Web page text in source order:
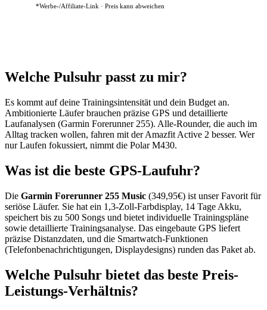
*Werbe-/Affiliate-Link · Preis kann abweichen
Welche Pulsuhr passt zu mir?
Es kommt auf deine Trainingsintensität und dein Budget an.
Ambitionierte Läufer brauchen präzise GPS und detaillierte
Laufanalysen (Garmin Forerunner 255). Alle-Rounder, die auch im
Alltag tracken wollen, fahren mit der Amazfit Active 2 besser. Wer
nur Laufen fokussiert, nimmt die Polar M430.
Was ist die beste GPS-Laufuhr?
Die Garmin Forerunner 255 Music (349,95€) ist unser Favorit für
seriöse Läufer. Sie hat ein 1,3-Zoll-Farbdisplay, 14 Tage Akku,
speichert bis zu 500 Songs und bietet individuelle Trainingspläne
sowie detaillierte Trainingsanalyse. Das eingebaute GPS liefert
präzise Distanzdaten, und die Smartwatch-Funktionen
(Telefonbenachrichtigungen, Displaydesigns) runden das Paket ab.
Welche Pulsuhr bietet das beste Preis-
Leistungs-Verhältnis?